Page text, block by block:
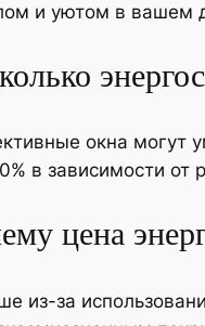
и уютом в вашем
окна могут
в зависимости от
цена
из-за